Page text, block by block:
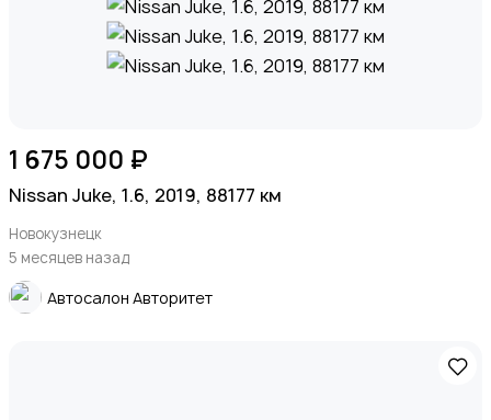
1 675 000 ₽
Nissan Juke, 1.6, 2019, 88177 км
Новокузнецк
5 месяцев назад
Автосалон Авторитет